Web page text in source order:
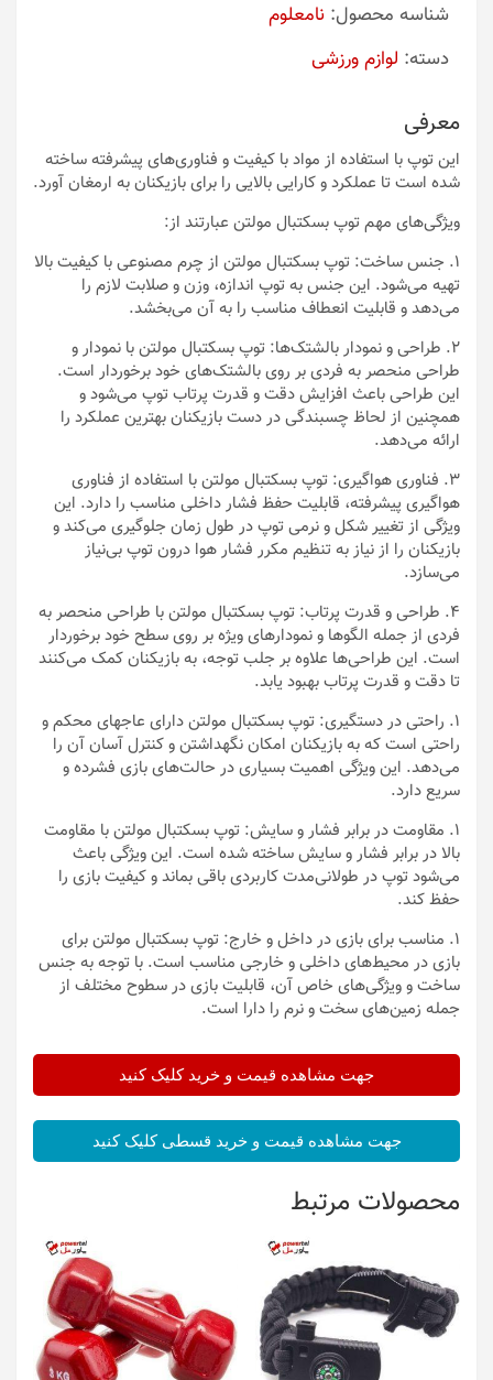
شناسه محصول: نامعلوم
دسته: لوازم ورزشی
معرفی
این توپ با استفاده از مواد با کیفیت و فناوری‌های پیشرفته ساخته
شده است تا عملکرد و کارایی بالایی را برای بازیکنان به ارمغان آورد.
ویژگی‌های مهم توپ بسکتبال مولتن عبارتند از:
1. جنس ساخت: توپ بسکتبال مولتن از چرم مصنوعی با کیفیت بالا
تهیه می‌شود. این جنس به توپ اندازه، وزن و صلابت لازم را
می‌دهد و قابلیت انعطاف مناسب را به آن می‌بخشد.
2. طراحی و نمودار بالشتک‌ها: توپ بسکتبال مولتن با نمودار و
طراحی منحصر به فردی بر روی بالشتک‌های خود برخوردار است.
این طراحی باعث افزایش دقت و قدرت پرتاب توپ می‌شود و
همچنین از لحاظ چسبندگی در دست بازیکنان بهترین عملکرد را
ارائه می‌دهد.
3. فناوری هواگیری: توپ بسکتبال مولتن با استفاده از فناوری
هواگیری پیشرفته، قابلیت حفظ فشار داخلی مناسب را دارد. این
ویژگی از تغییر شکل و نرمی توپ در طول زمان جلوگیری می‌کند و
بازیکنان را از نیاز به تنظیم مکرر فشار هوا درون توپ بی‌نیاز
می‌سازد.
4. طراحی و قدرت پرتاب: توپ بسکتبال مولتن با طراحی منحصر به
فردی از جمله الگوها و نمودارهای ویژه بر روی سطح خود برخوردار
است. این طراحی‌ها علاوه بر جلب توجه، به بازیکنان کمک می‌کنند
تا دقت و قدرت پرتاب بهبود یابد.
1. راحتی در دستگیری: توپ بسکتبال مولتن دارای عاجهای محکم و
راحتی است که به بازیکنان امکان نگهداشتن و کنترل آسان آن را
می‌دهد. این ویژگی اهمیت بسیاری در حالت‌های بازی فشرده و
سریع دارد.
1. مقاومت در برابر فشار و سایش: توپ بسکتبال مولتن با مقاومت
بالا در برابر فشار و سایش ساخته شده است. این ویژگی باعث
می‌شود توپ در طولانی‌مدت کاربردی باقی بماند و کیفیت بازی را
حفظ کند.
1. مناسب برای بازی در داخل و خارج: توپ بسکتبال مولتن برای
بازی در محیط‌های داخلی و خارجی مناسب است. با توجه به جنس
ساخت و ویژگی‌های خاص آن، قابلیت بازی در سطوح مختلف از
جمله زمین‌های سخت و نرم را دارا است.
جهت مشاهده قیمت و خرید کلیک کنید
جهت مشاهده قیمت و خرید قسطی کلیک کنید
محصولات مرتبط